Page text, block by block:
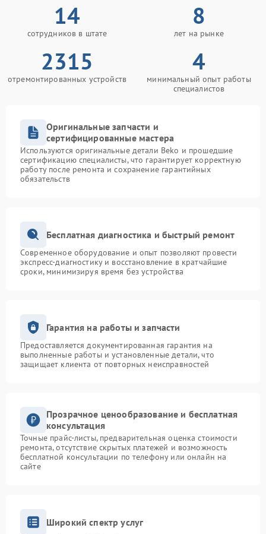
14
сотрудников в штате
8
лет на рынке
2315
отремонтированных устройств
4
минимальный опыт работы
специалистов
Оригинальные запчасти и
сертифицированные мастера
Используются оригинальные детали Beko и прошедшие
сертификацию специалисты, что гарантирует корректную
работу после ремонта и сохранение гарантийных
обязательств
Бесплатная диагностика и быстрый ремонт
Современное оборудование и опыт позволяют провести
экспресс-диагностику и восстановление в кратчайшие
сроки, минимизируя время без устройства
Гарантия на работы и запчасти
Предоставляется документированная гарантия на
выполненные работы и установленные детали, что
защищает клиента от повторных неисправностей
Прозрачное ценообразование и бесплатная
консультация
Точные прайс-листы, предварительная оценка стоимости
ремонта, отсутствие скрытых платежей и возможность
бесплатной консультации по телефону или онлайн на
сайте
Широкий спектр услуг